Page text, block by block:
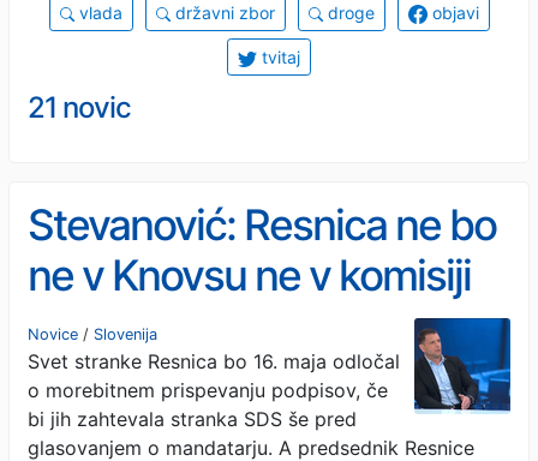
vlada državni zbor droge objavi
tvitaj
21 novic
Stevanović: Resnica ne bo
ne v Knovsu ne v komisiji
za nadzor javnih financ
Novice / Slovenija
Svet stranke Resnica bo 16. maja odločal
o morebitnem prispevanju podpisov, če
bi jih zahtevala stranka SDS še pred
glasovanjem o mandatarju. A predsednik Resnice